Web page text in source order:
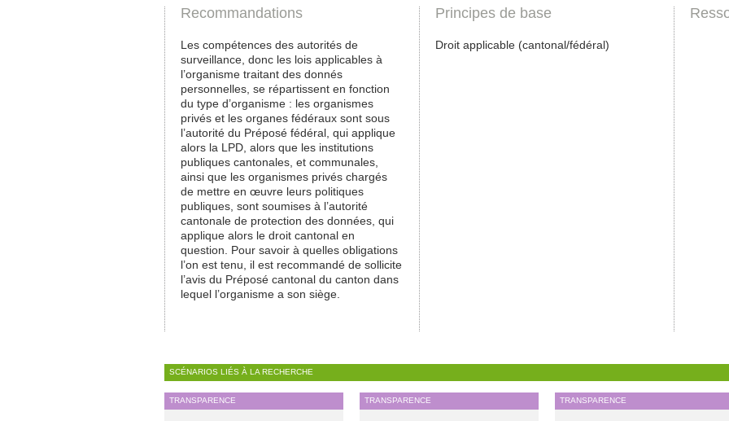
Recommandations
Les compétences des autorités de
surveillance, donc les lois applicables à
l’organisme traitant des donnés
personnelles, se répartissent en fonction
du type d’organisme : les organismes
privés et les organes fédéraux sont sous
l’autorité du Préposé fédéral, qui applique
alors la LPD, alors que les institutions
publiques cantonales, et communales,
ainsi que les organismes privés chargés
de mettre en œuvre leurs politiques
publiques, sont soumises à l’autorité
cantonale de protection des données, qui
applique alors le droit cantonal en
question. Pour savoir à quelles obligations
l’on est tenu, il est recommandé de sollicite
l’avis du Préposé cantonal du canton dans
lequel l’organisme a son siège.
Principes de base
Droit applicable (cantonal/fédéral)
SCÉNARIOS LIÉS À LA RECHERCHE
TRANSPARENCE TRANSPARENCE TRANSPARENCE